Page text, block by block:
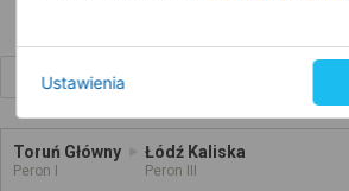
Toruń Główny
Peron I
Łódź Kaliska
Peron III
Ustawienia